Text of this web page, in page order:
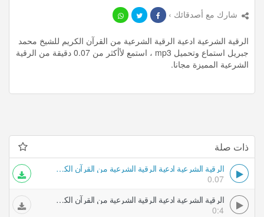
شارك مع أصدقائك ›
الرقية الشرعية ادعية الرقية الشرعية من القرآن الكريم للشيخ محمد
جبريل استماع وتحميل mp3 ، استمع لأأكثر من 0.07 دقيقة من الرقية
الشرعية المميزة مجانا.
ذات صلة
الرقية الشرعية ادعية الرقية الشرعية من القرآن الكريم للشيخ محمد جبريل
0.07
الرقية الشرعية ادعية الرقية الشرعية من القرآن الكريم للشيخ محمد جبريل
0:4